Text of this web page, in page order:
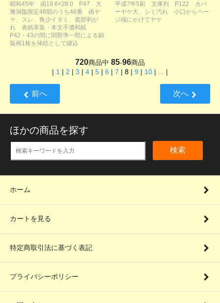
昭和45年 函19.6×28.0 P47 大
雅洞版限定48部のうち46番 函ヤ
ケ、スレ、角少イタミ、底部剥が
れ 表紙革装・本文手漉和紙
P42・43の間に関野準一郎による銅
版画1枚を挿絵として綴込
平成7年5刷 文庫判 P122 カバ
ーヤケ大、シミ汚れ 小口からペー
ジ端にかけてヤケ
720商品中 85-96商品
| 1 | 2 | 3 | 4 | 5 | 6 | 7 | 8 | 9 | 10 | ... |
前へ 次へ
ほかの商品を探す
検索
ホーム
カートを見る
特定商取引法に基づく表記
プライバシーポリシー